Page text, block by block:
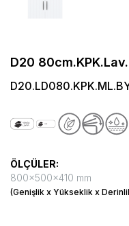
D20
ÖLÇÜLER:
800x500x410 mm
(Genişlik x Yükseklik x